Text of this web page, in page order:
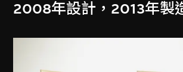
2008年設計，2013年製